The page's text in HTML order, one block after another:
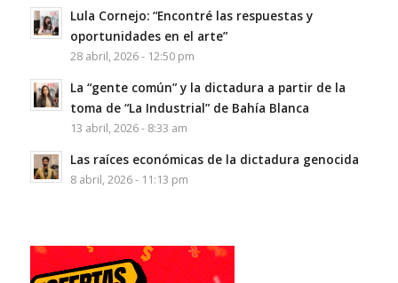
Lula Cornejo: “Encontré las respuestas y
oportunidades en el arte”
28 abril, 2026 - 12:50 pm
La “gente común” y la dictadura a partir de la
toma de “La Industrial” de Bahía Blanca
13 abril, 2026 - 8:33 am
Las raíces económicas de la dictadura genocida
8 abril, 2026 - 11:13 pm